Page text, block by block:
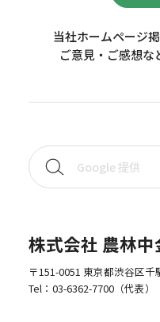
当社ホームページ
ご意見・ご感想な
株式会社 農林
〒151-0051 東京都渋谷区
Tel： 03-6362-7700（代表）